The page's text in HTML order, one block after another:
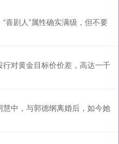
喜剧人”属性确实满级，但不要
对黄金目标价价差，高达一千
中，与郭德纲离婚后，如今她